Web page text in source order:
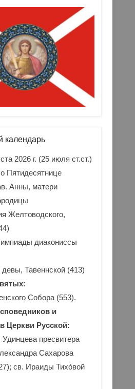
календарь
2026 г. (25 июля ст.ст.)
Пятидесятнице
Анны, матери
Желтоводского,
диакониссы
девы, Тавеннской (413)
Собора (553).
и
Церкви Русской:
пресвитера
Сахарова
св. Ираиды Тихо́вой